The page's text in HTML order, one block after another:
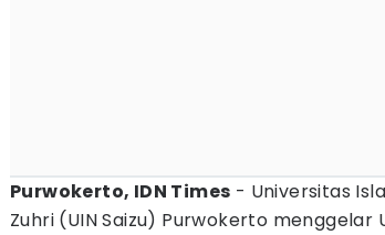
Purwokerto, IDN Times - Universitas
Zuhri (UIN Saizu) Purwokerto menggelar